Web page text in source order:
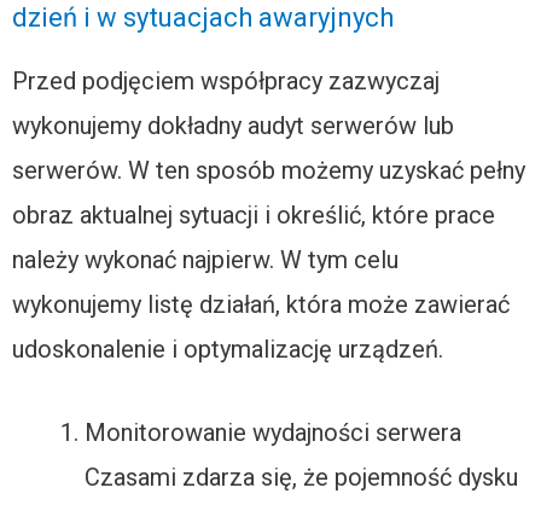
dzień i w sytuacjach awaryjnych
Przed podjęciem współpracy zazwyczaj
wykonujemy dokładny audyt serwerów lub
serwerów. W ten sposób możemy uzyskać pełny
obraz aktualnej sytuacji i określić, które prace
należy wykonać najpierw. W tym celu
wykonujemy listę działań, która może zawierać
udoskonalenie i optymalizację urządzeń.
Monitorowanie wydajności serwera
Czasami zdarza się, że pojemność dysku